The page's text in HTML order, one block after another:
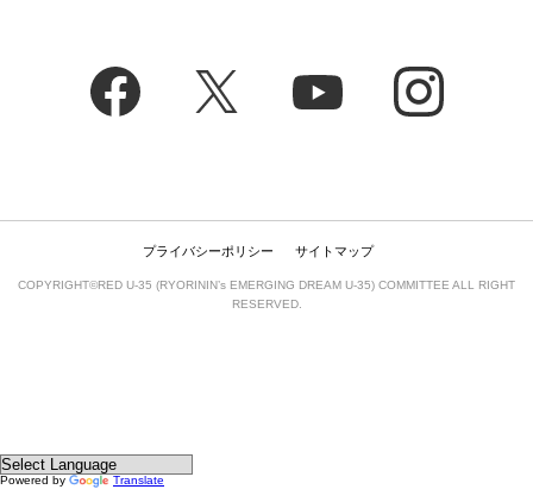
プライバシーポリシー サイトマップ
COPYRIGHT©RED U-35 (RYORININ’s EMERGING DREAM U-35) COMMITTEE ALL RIGHT
RESERVED.
Powered by Translate